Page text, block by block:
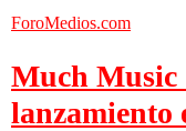
ForoMedios.com
Much Music
lanzamiento